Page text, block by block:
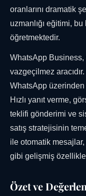
oranlarını dramatik
uzmanlığı eğitimi,
öğretmektedir.
WhatsApp Business,
vazgeçilmez
WhatsApp üzerinden
Hızlı yanıt verme,
teklifi gönderimi ve
satış stratejisinin
ile otomatik
gibi gelişmiş
Özet ve